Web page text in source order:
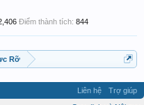
Điểm thành tích: 844
Rỡ
Liên hệ
Trợ giúp